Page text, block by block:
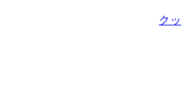
クッ